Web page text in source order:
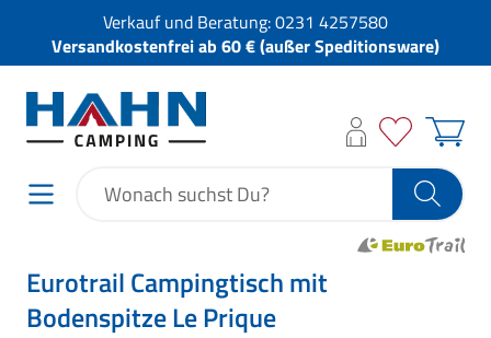
Verkauf und Beratung:0231 4257580
Versandkostenfrei ab 60 € (außer Speditionsware)
Eurotrail Campingtisch mit
Bodenspitze Le Prique